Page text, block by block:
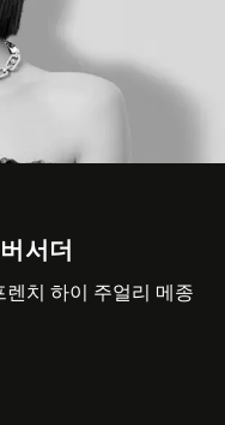
서더
렌치 하이 주얼리 메종